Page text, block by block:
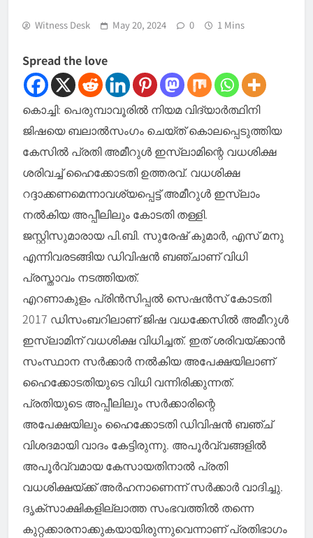
Witness Desk May 20, 2024 0 1 Mins
Spread the love
കൊച്ചി: പെരുമ്പാവൂരിൽ നിയമ വിദ്യാർത്ഥിനി
ജിഷയെ ബലാൽസംഗം ചെയ്ത് കൊലപ്പെടുത്തിയ
കേസിൽ പ്രതി അമീറുൾ ഇസ്ലാമിന്റെ വധശിക്ഷ
ശരിവച്ച് ഹൈക്കോടതി ഉത്തരവ്. വധശിക്ഷ
റദ്ദാക്കണമെന്നാവശ്യപ്പെട്ട് അമീറുൾ ഇസ്ലാം
നൽകിയ അപ്പീലിലും കോടതി തള്ളി.
ജസ്റ്റിസുമാരായ പി.ബി. സുരേഷ് കുമാർ, എസ് മനു
എന്നിവരടങ്ങിയ ഡിവിഷൻ ബഞ്ചാണ് വിധി
പ്രസ്താവം നടത്തിയത്.
എറണാകുളം പ്രിൻസിപ്പൽ സെഷൻസ് കോടതി
2017 ഡിസംബറിലാണ് ജിഷ വധക്കേസിൽ അമീറുൾ
ഇസ്ലാമിന് വധശിക്ഷ വിധിച്ചത്. ഇത് ശരിവയ്ക്കാൻ
സംസ്ഥാന സർക്കാർ നൽകിയ അപേക്ഷയിലാണ്
ഹൈക്കോടതിയുടെ വിധി വന്നിരിക്കുന്നത്.
പ്രതിയുടെ അപ്പീലിലും സർക്കാരിന്റെ
അപേക്ഷയിലും ഹൈക്കോടതി ഡിവിഷൻ ബഞ്ച്
വിശദമായി വാദം കേട്ടിരുന്നു. അപൂർവ്വങ്ങളിൽ
അപൂർവ്വമായ കേസായതിനാൽ പ്രതി
വധശിക്ഷയ്ക്ക് അർഹനാണെന്ന് സർക്കാർ വാദിച്ചു.
ദൃക്സാക്ഷികളില്ലാത്ത സംഭവത്തിൽ തന്നെ
കുറ്റക്കാരനാക്കുകയായിരുന്നുവെന്നാണ് പ്രതിഭാഗം